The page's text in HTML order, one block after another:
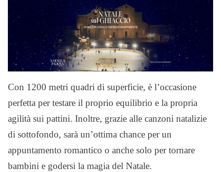
Con 1200 metri quadri di superficie, è l’occasione
perfetta per testare il proprio equilibrio e la propria
agilità sui pattini. Inoltre, grazie alle canzoni natalizie
di sottofondo, sarà un’ottima chance per un
appuntamento romantico o anche solo per tornare
bambini e godersi la magia del Natale.